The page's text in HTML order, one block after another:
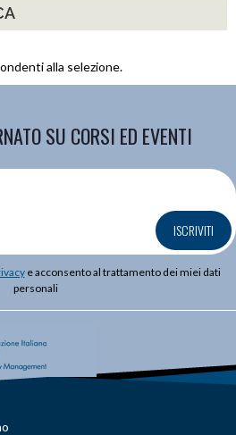
alla selezione.
SU CORSI ED EVENTI
ISCRIVITI
e acconsento al trattamento dei miei dati
personali